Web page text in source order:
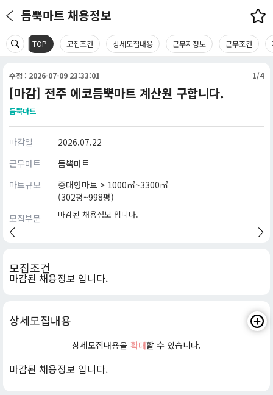
듬뿍마트 채용정보
TOP 모집조건 상세모집내용 근무지정보 근무조건
수정 : 2026-07-09 23:33:01 1/4
[마감] 전주 에코듬뿍마트 계산원 구합니다.
듬뿍마트
마감일
2026.07.22
근무마트
듬뿍마트
마트규모
중대형마트 > 1000㎡~3300㎡
(302평~998평)
모집부문
마감된 채용정보 입니다.
모집조건
마감된 채용정보 입니다.
상세모집내용
상세모집내용을 확대할 수 있습니다.
마감된 채용정보 입니다.